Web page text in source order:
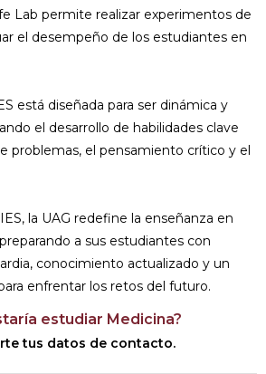
Lab permite realizar experimentos de
el desempeño de los estudiantes en
está diseñada para ser dinámica y
el desarrollo de habilidades clave
problemas, el pensamiento crítico y el
la UAG redefine la enseñanza en
a sus estudiantes con
conocimiento actualizado y un
enfrentar los retos del futuro.
estudiar Medicina?
tus datos de contacto.